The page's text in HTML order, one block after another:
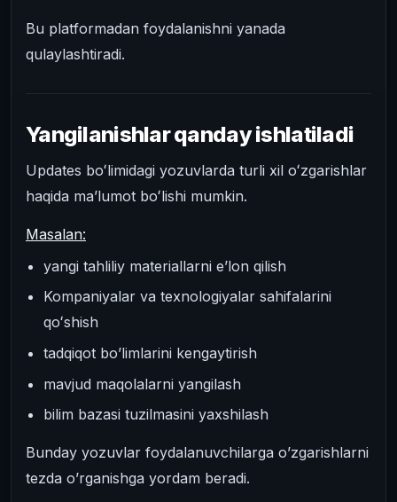
Bu platformadan foydalanishni yanada
qulaylashtiradi.
Yangilanishlar qanday ishlatiladi
Updates boʻlimidagi yozuvlarda turli xil oʻzgarishlar
haqida maʼlumot boʻlishi mumkin.
Masalan:
yangi tahliliy materiallarni e’lon qilish
Kompaniyalar va texnologiyalar sahifalarini
qoʻshish
tadqiqot bo’limlarini kengaytirish
mavjud maqolalarni yangilash
bilim bazasi tuzilmasini yaxshilash
Bunday yozuvlar foydalanuvchilarga o’zgarishlarni
tezda o’rganishga yordam beradi.